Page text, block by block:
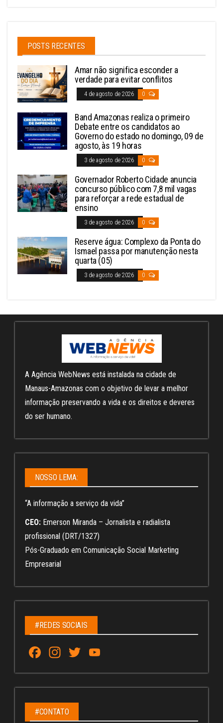
POSTS RECENTES
Amar não significa esconder a
verdade para evitar conflitos
4 de agosto de 2026 0
Band Amazonas realiza o primeiro
Debate entre os candidatos ao
Governo do estado no domingo, 09 de
agosto, às 19 horas
3 de agosto de 2026 0
Governador Roberto Cidade anuncia
concurso público com 7,8 mil vagas
para reforçar a rede estadual de
ensino
3 de agosto de 2026 0
Reserve água: Complexo da Ponta do
Ismael passa por manutenção nesta
quarta (05)
3 de agosto de 2026 0
A Agência WebNews está instalada na cidade de
Manaus-Amazonas com o objetivo de levar a melhor
informação preservando a vida e os direitos e deveres
do ser humano.
NOSSO LEMA:
“A informação a serviço da vida”
CEO: Emerson Miranda – Jornalista e radialista
profissional (DRT/1327)
Pós-Graduado em Comunicação Social Marketing
Empresarial
#REDES SOCIAIS
Fa
ce
bo
ok
In
st
ag
ra
m
T
wi
tt
u
Tu
C
#CONTATO